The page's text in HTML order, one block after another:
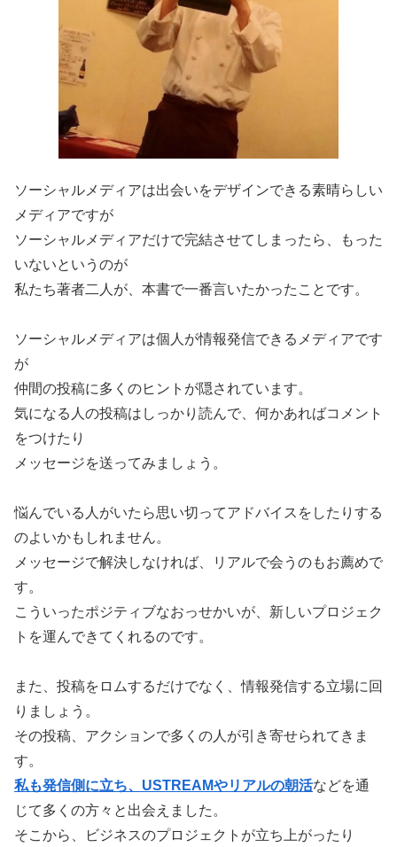
ソーシャルメディアは出会いをデザインできる素晴らしい
メディアですが
ソーシャルメディアだけで完結させてしまったら、もった
いないというのが
私たち著者二人が、本書で一番言いたかったことです。
ソーシャルメディアは個人が情報発信できるメディアです
が
仲間の投稿に多くのヒントが隠されています。
気になる人の投稿はしっかり読んで、何かあればコメント
をつけたり
メッセージを送ってみましょう。
悩んでいる人がいたら思い切ってアドバイスをしたりする
のよいかもしれません。
メッセージで解決しなければ、リアルで会うのもお薦めで
す。
こういったポジティブなおっせかいが、新しいプロジェク
トを運んできてくれるのです。
また、投稿をロムするだけでなく、情報発信する立場に回
りましょう。
その投稿、アクションで多くの人が引き寄せられてきま
す。
私も発信側に立ち、USTREAMやリアルの朝活などを通
じて多くの方々と出会えました。
そこから、ビジネスのプロジェクトが立ち上がったり